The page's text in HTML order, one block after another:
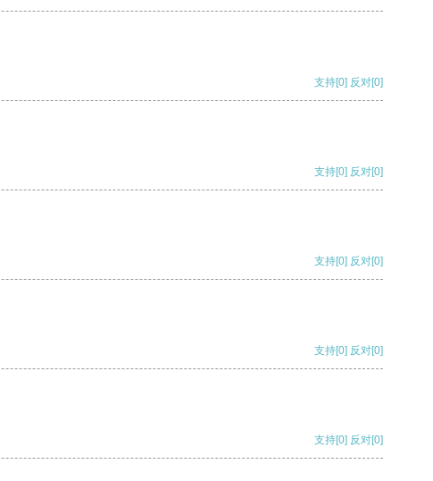
支持[0] 反对[0]
支持[0] 反对[0]
支持[0] 反对[0]
支持[0] 反对[0]
支持[0] 反对[0]